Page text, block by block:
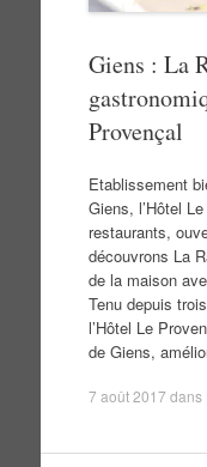
Giens : La
Provençal
Etablissement
Giens, l’Hôtel
restaurants,
découvrons La
de la maison
Tenu depuis
l’Hôtel Le
de Giens,
7 août 2017 dans